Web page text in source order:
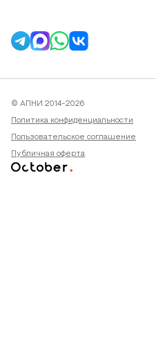
© АПНИ 2014-2026
Политика конфиденциальности
Пользовательское соглашение
Публичная оферта